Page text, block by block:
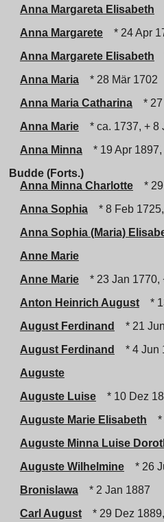
Anna Margareta Elisabeth
Anna Margarete
* 24 Apr
Anna Margarete Elisabeth
Anna Maria
* 28 Mär 1702
Anna Maria Catharina
*
Anna Marie
* ca. 1737, + 8
Anna Minna
* 19 Apr
Budde (Forts.)
Anna Minna Charlotte
*
Anna Sophia
* 8 Feb
Anna Sophia (Maria)
Anne Marie
Anne Marie
* 23 Jan 1770,
Anton Heinrich August
*
August Ferdinand
* 21
August Ferdinand
* 4 Jun
Auguste
Auguste Luise
* 10 Dez
Auguste Marie Elisabeth
*
Auguste Minna Luise
Auguste Wilhelmine
* 26
Bronislawa
* 2 Jan 1887
Carl August
* 29 Dez